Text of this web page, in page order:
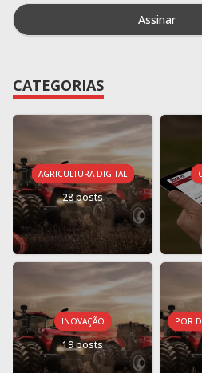
CATEGORIAS
AGRICULTURA DIGITAL
28 posts
INOVAÇÃO
19 posts